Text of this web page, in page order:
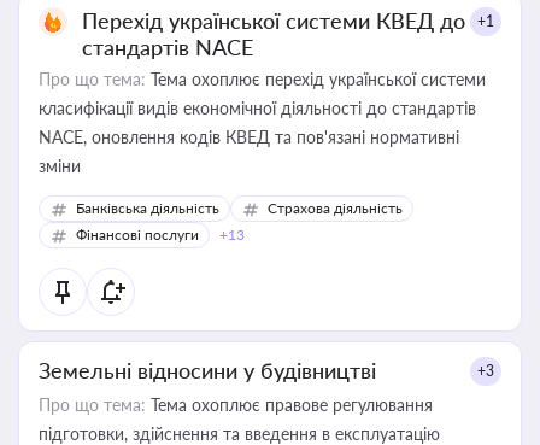
Перехід української системи КВЕД до
стандартів NACE
+1
Про що тема: Тема охоплює перехід української системи
класифікації видів економічної діяльності до стандартів
NACE, оновлення кодів КВЕД та пов'язані нормативні
зміни
Банківська діяльність
Страхова діяльність
Фінансові послуги
+13
Земельні відносини у будівництві +3
Про що тема: Тема охоплює правове регулювання
підготовки, здійснення та введення в експлуатацію